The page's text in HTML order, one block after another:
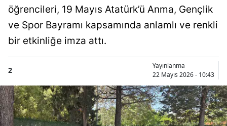
öğrencileri, 19 Mayıs Atatürk’ü Anma, Gençlik
ve Spor Bayramı kapsamında anlamlı ve renkli
bir etkinliğe imza attı.
2
Yayınlanma
22 Mayıs 2026 - 10:43